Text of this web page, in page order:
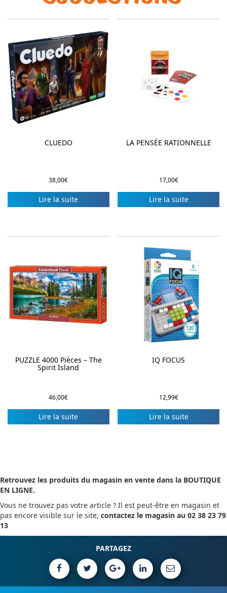
CLUEDO
38,00€
Lire la suite
LA PENSÉE RATIONNELLE
17,00€
Lire la suite
PUZZLE 4000 Pièces – The
Spirit Island
46,00€
Lire la suite
IQ FOCUS
12,99€
Lire la suite
Retrouvez les produits du magasin en vente dans la BOUTIQUE
EN LIGNE.
Vous ne trouvez pas votre article ? Il est peut-être en magasin et
pas encore visible sur le site, contactez le magasin au 02 38 23 79
13
PARTAGEZ